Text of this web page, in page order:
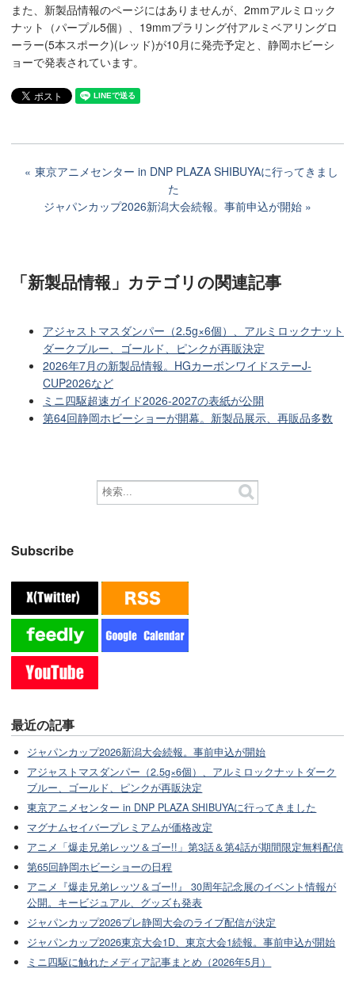
また、新製品情報のページにはありませんが、2mmアルミロック
ナット（パープル5個）、19mmプラリング付アルミベアリングロ
ーラー(5本スポーク)(レッド)が10月に発売予定と、静岡ホビーシ
ョーで発表されています。
東京アニメセンター in DNP PLAZA SHIBUYAに行ってきまし
た
ジャパンカップ2026新潟大会続報。事前申込が開始
「新製品情報」カテゴリの関連記事
アジャストマスダンパー（2.5g×6個）、アルミロックナット
ダークブルー、ゴールド、ピンクが再販決定
2026年7月の新製品情報。HGカーボンワイドステーJ-
CUP2026など
ミニ四駆超速ガイド2026-2027の表紙が公開
第64回静岡ホビーショーが開幕。新製品展示、再販品多数
Subscribe
最近の記事
ジャパンカップ2026新潟大会続報。事前申込が開始
アジャストマスダンパー（2.5g×6個）、アルミロックナットダーク
ブルー、ゴールド、ピンクが再販決定
東京アニメセンター in DNP PLAZA SHIBUYAに行ってきました
マグナムセイバープレミアムが価格改定
アニメ「爆走兄弟レッツ＆ゴー!!」第3話＆第4話が期間限定無料配信
第65回静岡ホビーショーの日程
アニメ『爆走兄弟レッツ＆ゴー!!』 30周年記念展のイベント情報が
公開。キービジュアル、グッズも発表
ジャパンカップ2026プレ静岡大会のライブ配信が決定
ジャパンカップ2026東京大会1D、東京大会1続報。事前申込が開始
ミニ四駆に触れたメディア記事まとめ（2026年5月）